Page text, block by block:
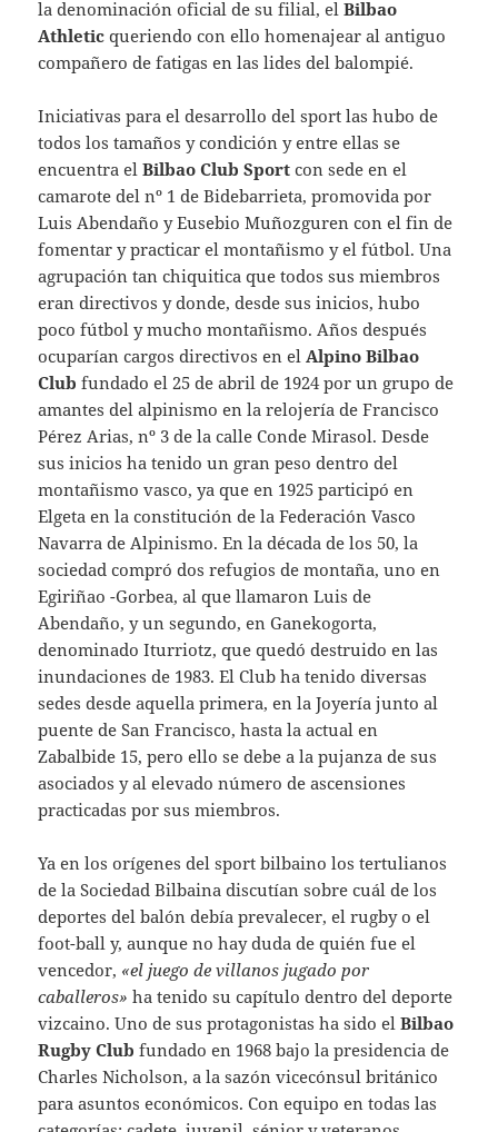
la denominación oficial de su filial, elBilbao
Athletic queriendo con ello homenajear al antiguo
compañero de fatigas en las lides del balompié.
Iniciativas para el desarrollo del sport las hubo de
todos los tamaños y condición y entre ellas se
encuentra elBilbao Club Sportcon sede en el
camarote del nº 1 de Bidebarrieta, promovida por
Luis Abendaño y Eusebio Muñozguren con el fin de
fomentar y practicar el montañismo y el fútbol. Una
agrupación tan chiquitica que todos sus miembros
eran directivos y donde, desde sus inicios, hubo
poco fútbol y mucho montañismo. Años después
ocuparían cargos directivos en elAlpino Bilbao
Club fundado el 25 de abril de 1924 por un grupo de
amantes del alpinismo en la relojería de Francisco
Pérez Arias, nº 3 de la calle Conde Mirasol. Desde
sus inicios ha tenido un gran peso dentro del
montañismo vasco, ya que en 1925 participó en
Elgeta en la constitución de la Federación Vasco
Navarra de Alpinismo. En la década de los 50, la
sociedad compró dos refugios de montaña, uno en
Egiriñao -Gorbea, al que llamaron Luis de
Abendaño, y un segundo, en Ganekogorta,
denominado Iturriotz, que quedó destruido en las
inundaciones de 1983. El Club ha tenido diversas
sedes desde aquella primera, en la Joyería junto al
puente de San Francisco, hasta la actual en
Zabalbide 15, pero ello se debe a la pujanza de sus
asociados y al elevado número de ascensiones
practicadas por sus miembros.
Ya en los orígenes del sport bilbaino los tertulianos
de la Sociedad Bilbaina discutían sobre cuál de los
deportes del balón debía prevalecer, el rugby o el
foot-ball y, aunque no hay duda de quién fue el
vencedor, «el juego de villanos jugado por
caballeros» ha tenido su capítulo dentro del deporte
vizcaino. Uno de sus protagonistas ha sido elBilbao
Rugby Club fundado en 1968 bajo la presidencia de
Charles Nicholson, a la sazón vicecónsul británico
para asuntos económicos. Con equipo en todas las